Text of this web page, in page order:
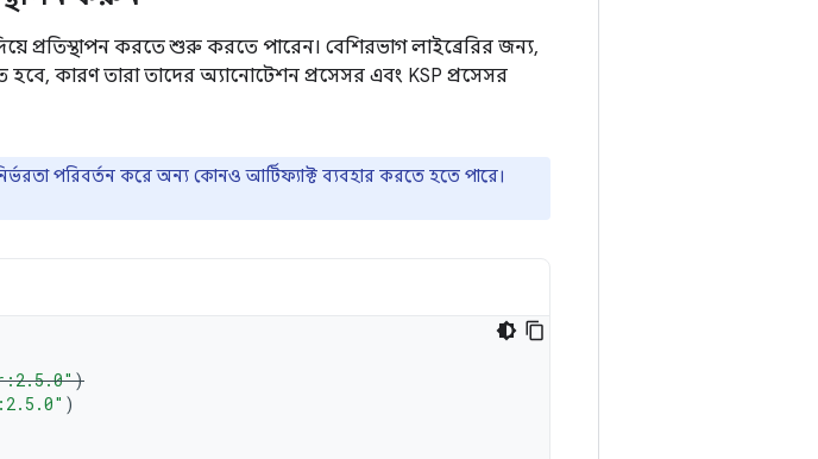
প্রতিস্থাপন করতে শুরু করতে পারেন। বেশিরভাগ লাইব্রেরির জন্য,
কারণ তারা তাদের অ্যানোটেশন প্রসেসর এবং KSP প্রসেসর
পরিবর্তন করে অন্য কোনও আর্টিফ্যাক্ট ব্যবহার করতে হতে পারে।
)
)